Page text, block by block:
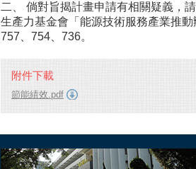
二、 倘對旨揭計畫申請有相關疑義，
生產力基金會「能源技術服務產業推
757、754、736。
附件下載
節能績效.pdf